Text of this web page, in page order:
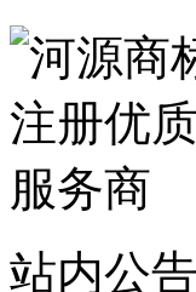
站内公